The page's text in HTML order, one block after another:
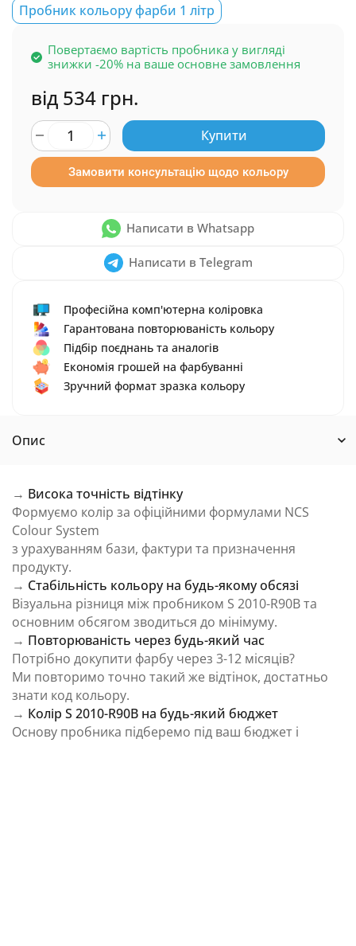
Пробник кольору фарби 1 літр
Повертаємо вартість пробника у вигляді
знижки -20% на ваше основне замовлення
від 534 грн.
Купити
Замовити консультацію щодо кольору
Написати в Whatsapp
Написати в Telegram
Професійна комп'ютерна коліровка
Гарантована повторюваність кольору
Підбір поєднань та аналогів
Економія грошей на фарбуванні
Зручний формат зразка кольору
Опис
→ Висока точність відтінку
Формуємо колір за офіційними формулами NCS
Colour System
з урахуванням бази, фактури та призначення
продукту.
→ Стабільність кольору на будь-якому обсязі
Візуальна різниця між пробником S 2010-R90B та
основним обсягом зводиться до мінімуму.
→ Повторюваність через будь-який час
Потрібно докупити фарбу через 3-12 місяців?
Ми повторимо точно такий же відтінок, достатньо
знати код кольору.
→ Колір S 2010-R90B на будь-який бюджет
Основу пробника підберемо під ваш бюджет і